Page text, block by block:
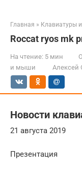
Главная » Клавиатуры
Roccat ryos mk
На чтение: 5 мин
и мыши
Алексей
Новости
21 августа 2019
Презентация